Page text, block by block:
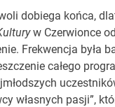
dobiega końca,
w Czerwionce
Frekwencja była
całego
własnych pasji”,